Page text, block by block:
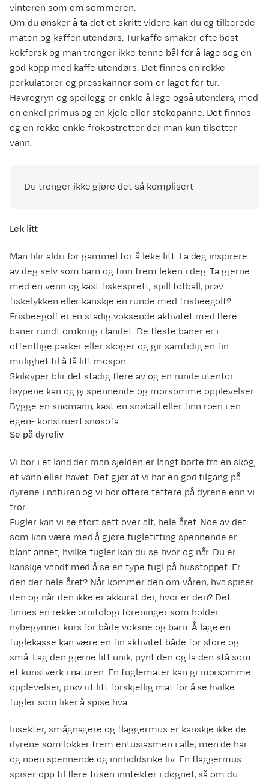
vinteren som om sommeren.
Om du ønsker å ta det et skritt videre kan du og tilberede
maten og kaffen utendørs. Turkaffe smaker ofte best
kokfersk og man trenger ikke tenne bål for å lage seg en
god kopp med kaffe utendørs. Det finnes en rekke
perkulatorer og presskanner som er laget for tur.
Havregryn og speilegg er enkle å lage også utendørs, med
en enkel primus og en kjele eller stekepanne. Det finnes
og en rekke enkle frokostretter der man kun tilsetter
vann.
Du trenger ikke gjøre det så komplisert
Lek litt
Man blir aldri for gammel for å leke litt. La deg inspirere
av deg selv som barn og finn frem leken i deg. Ta gjerne
med en venn og kast fiskesprett, spill fotball, prøv
fiskelykken eller kanskje en runde med frisbeegolf?
Frisbeegolf er en stadig voksende aktivitet med flere
baner rundt omkring i landet. De fleste baner er i
offentlige parker eller skoger og gir samtidig en fin
mulighet til å få litt mosjon.
Skiløyper blir det stadig flere av og en runde utenfor
løypene kan og gi spennende og morsomme opplevelser.
Bygge en snømann, kast en snøball eller finn roen i en
egen- konstruert snøsofa.
Se på dyreliv
Vi bor i et land der man sjelden er langt borte fra en skog,
et vann eller havet. Det gjør at vi har en god tilgang på
dyrene i naturen og vi bor oftere tettere på dyrene enn vi
tror.
Fugler kan vi se stort sett over alt, hele året. Noe av det
som kan være med å gjøre fugletitting spennende er
blant annet, hvilke fugler kan du se hvor og når. Du er
kanskje vandt med å se en type fugl på busstoppet. Er
den der hele året? Når kommer den om våren, hva spiser
den og når den ikke er akkurat der, hvor er den? Det
finnes en rekke ornitologi foreninger som holder
nybegynner kurs for både voksne og barn. Å lage en
fuglekasse kan være en fin aktivitet både for store og
små. Lag den gjerne litt unik, pynt den og la den stå som
et kunstverk i naturen. En fuglemater kan gi morsomme
opplevelser, prøv ut litt forskjellig mat for å se hvilke
fugler som liker å spise hva.
Insekter, smågnagere og flaggermus er kanskje ikke de
dyrene som lokker frem entusiasmen i alle, men de har
og noen spennende og innholdsrike liv. En flaggermus
spiser opp til flere tusen inntekter i døgnet, så om du